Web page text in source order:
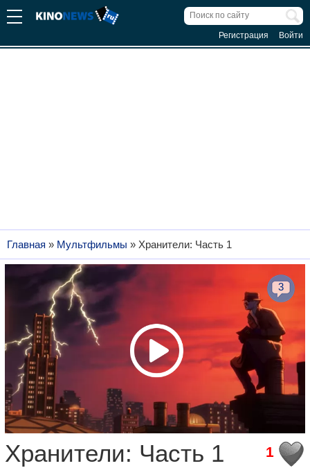
Регистрация Войти
Главная » Мультфильмы » Хранители: Часть 1
3
1
Хранители: Часть 1